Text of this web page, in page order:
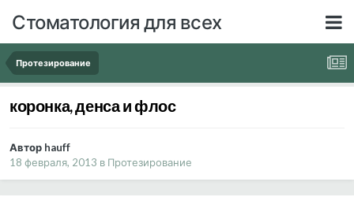
Стоматология для всех
Протезирование
коронка, денса и флос
Автор hauff
18 февраля, 2013 в Протезирование